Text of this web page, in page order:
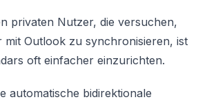
privaten Nutzer, die versuchen,
mit Outlook zu synchronisieren, ist
oft einfacher einzurichten.
automatische bidirektionale